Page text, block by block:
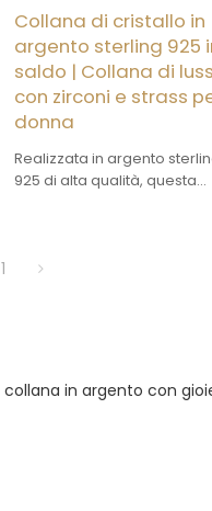
Collana di cristallo in
argento sterling 925
saldo | Collana di
con zirconi e strass
donna
Realizzata in argento
925 di alta qualità, questa
duratura.
1
collana in argento con